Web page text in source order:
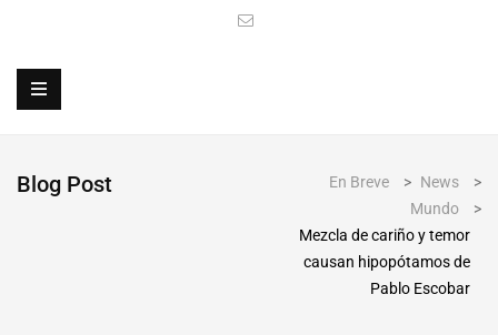
Blog Post En Breve > News
>
Mundo
>
Mezcla de cariño y temor
causan hipopótamos de
Pablo Escobar